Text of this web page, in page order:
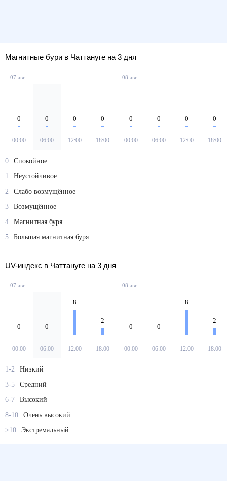
Магнитные бури в Чаттануге на 3 дня
07 авг
0
00:00
0
06:00
0
12:00
0
18:00
08 авг
0
00:00
0
06:00
0
12:00
0
18:00
0
Спокойное
1
Неустойчивое
2
Слабо возмущённое
3
Возмущённое
4
Магнитная буря
5
Большая магнитная буря
UV-индекс в Чаттануге на 3 дня
07 авг
0
00:00
0
06:00
8
12:00
2
18:00
08 авг
0
00:00
0
06:00
8
12:00
2
18:00
1-2
Низкий
3-5
Средний
6-7
Высокий
8-10
Очень высокий
>10
Экстремальный